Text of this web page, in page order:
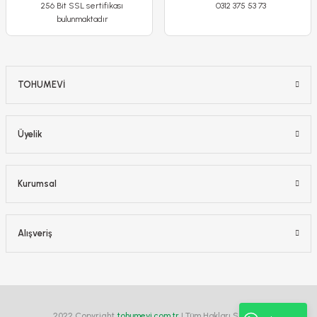
Ranunculus - Düğün Çiçeği Kök Soğanı - Beyaz
300,00 TL
256 Bit SSL sertifikası
bulunmaktadır
0312 375 53 73
TOHUMEVİ
Üyelik
Kurumsal
Alışveriş